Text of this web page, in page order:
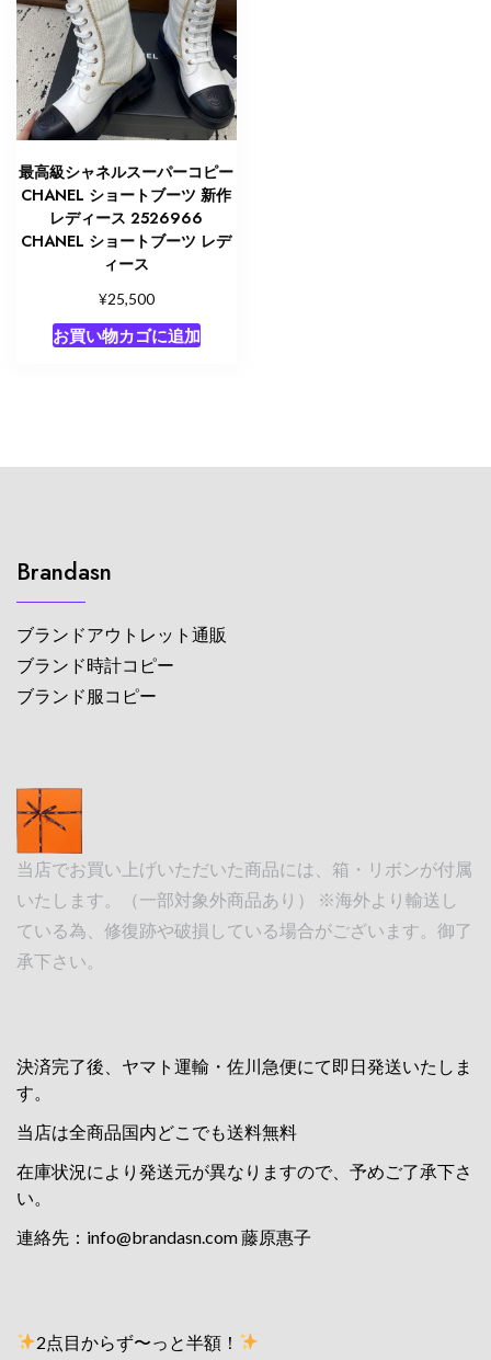
最高級シャネルスーパーコピー
CHANEL ショートブーツ 新作
レディース 2526966
CHANEL ショートブーツ レデ
ィース
¥25,500
お買い物カゴに追加
Brandasn
ブランドアウトレット通販
ブランド時計コピー
ブランド服コピー
当店でお買い上げいただいた商品には、箱・リボンが付属
いたします。（一部対象外商品あり） ※海外より輸送し
ている為、修復跡や破損している場合がございます。御了
承下さい。
決済完了後、ヤマト運輸・佐川急便にて即日発送いたしま
す。
当店は全商品国内どこでも送料無料
在庫状況により発送元が異なりますので、予めご了承下さ
い。
連絡先： info@brandasn.com藤原惠子
2点目からず〜っと半額！